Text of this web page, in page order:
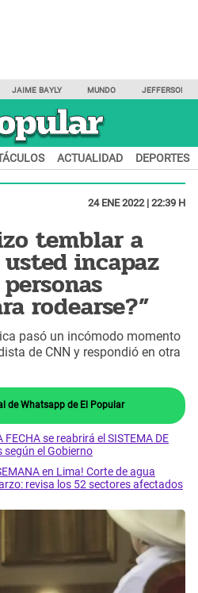
JAIME BAYLY MUNDO JEFFERSON
ACTUALIDAD DEPORTES
24 ENE 2022 | 22:39 H
temblar a
incapaz
rodearse?”
pasó un incómodo momento
de CNN y respondió en otra
de Whatsapp de El Popular
FECHA se reabrirá el SISTEMA DE
según el Gobierno
en Lima! Corte de agua
revisa los 52 sectores afectados